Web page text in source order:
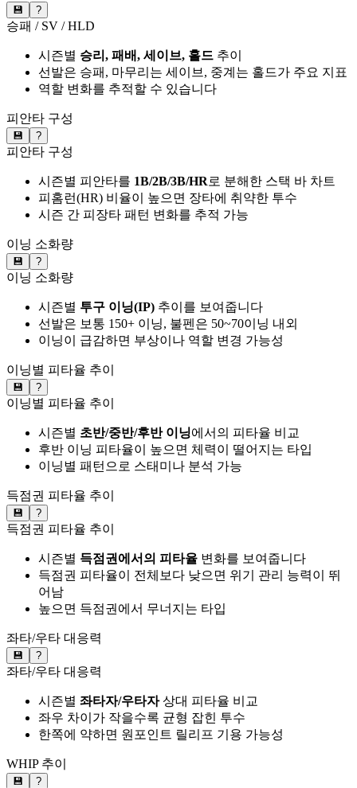
💾 ?
승패 / SV / HLD
시즌별 승리, 패배, 세이브, 홀드 추이
선발은 승패, 마무리는 세이브, 중계는 홀드가 주요 지표
역할 변화를 추적할 수 있습니다
피안타 구성
💾 ?
피안타 구성
시즌별 피안타를 1B/2B/3B/HR로 분해한 스택 바 차트
피홈런(HR) 비율이 높으면 장타에 취약한 투수
시즌 간 피장타 패턴 변화를 추적 가능
이닝 소화량
💾 ?
이닝 소화량
시즌별 투구 이닝(IP) 추이를 보여줍니다
선발은 보통 150+ 이닝, 불펜은 50~70이닝 내외
이닝이 급감하면 부상이나 역할 변경 가능성
이닝별 피타율 추이
💾 ?
이닝별 피타율 추이
시즌별 초반/중반/후반 이닝에서의 피타율 비교
후반 이닝 피타율이 높으면 체력이 떨어지는 타입
이닝별 패턴으로 스태미나 분석 가능
득점권 피타율 추이
💾 ?
득점권 피타율 추이
시즌별 득점권에서의 피타율 변화를 보여줍니다
득점권 피타율이 전체보다 낮으면 위기 관리 능력이 뛰
어남
높으면 득점권에서 무너지는 타입
좌타/우타 대응력
💾 ?
좌타/우타 대응력
시즌별 좌타자/우타자상대 피타율 비교
좌우 차이가 작을수록 균형 잡힌 투수
한쪽에 약하면 원포인트 릴리프 기용 가능성
WHIP 추이
💾 ?